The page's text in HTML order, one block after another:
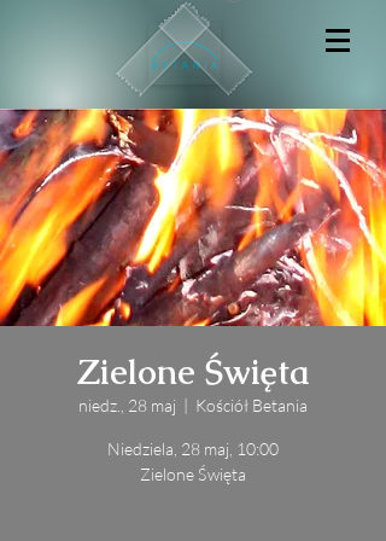
Zielone Święta
niedz., 28 maj
  |
Kościół Betania
Niedziela, 28 maj, 10:00
Zielone Święta